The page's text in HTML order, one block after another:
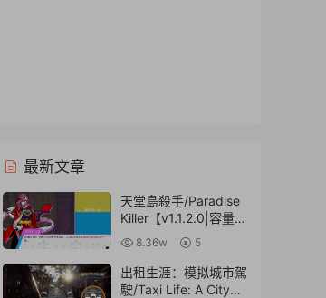
最新文章
天堂島殺手/Paradise
Killer【v1.1.2.0|容量
4.68GB|官方簡體中
文|贈原聲音樂集】
8.36w 5
出租生涯：模拟城市駕
駛/Taxi Life: A City